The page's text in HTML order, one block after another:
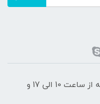
زمان پاسخگویی از شنبه تا چهارشنبه از ساعت 10 الی 17 و